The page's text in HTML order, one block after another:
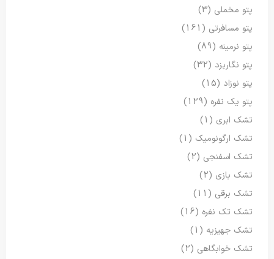
پتو مخملی (3)
پتو مسافرتی (161)
پتو نرمینه (89)
پتو نگاریزد (32)
پتو نوزاد (15)
پتو یک نفره (129)
تشک ابری (1)
تشک ارگونومیک (1)
تشک اسفنجی (2)
تشک بازی (2)
تشک برقی (11)
تشک تک نفره (16)
تشک جهیزیه (1)
تشک خوابگاهی (2)